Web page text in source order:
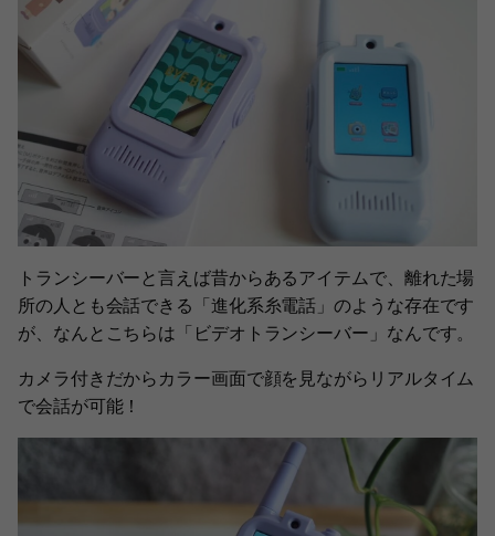
トランシーバーと言えば昔からあるアイテムで、離れた場
所の人とも会話できる「進化系糸電話」のような存在です
が、なんとこちらは「ビデオトランシーバー」なんです。
カメラ付きだからカラー画面で顔を見ながらリアルタイム
で会話が可能！